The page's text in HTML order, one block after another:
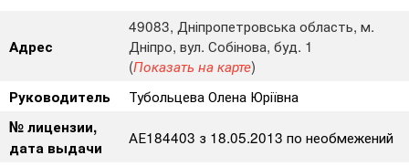
Адрес
49083, Дніпропетровська область, м.
Дніпро, вул. Собінова, буд. 1
(Показать на карте)
Руководитель
Тубольцева Олена Юріївна
№ лицензии,
дата выдачи
АЕ184403 з 18.05.2013 по необмежений